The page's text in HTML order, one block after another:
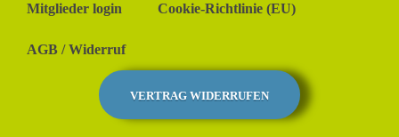
Mitglieder login Cookie-Richtlinie (EU)
AGB / Widerruf
VERTRAG WIDERRUFEN